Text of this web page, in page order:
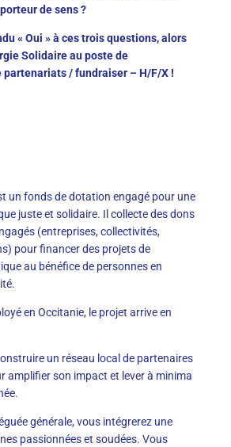
de sens ?
« Oui » à ces trois questions, alors
Solidaire au poste de
partenariats / fundraiser – H/F/X !
un fonds de dotation engagé pour une
juste et solidaire. Il collecte des dons
(entreprises, collectivités,
pour financer des projets de
au bénéfice de personnes en
en Occitanie, le projet arrive en
un réseau local de partenaires
amplifier son impact et lever à minima
générale, vous intégrerez une
passionnées et soudées. Vous